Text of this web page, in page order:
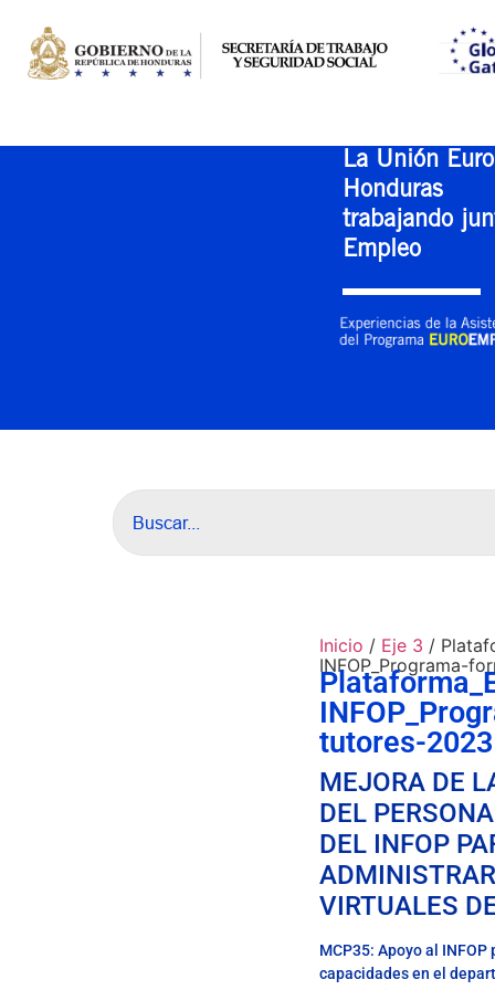
La Unión
Honduras
trabajando
Empleo
Inicio / Eje 3 /
INFOP_Programa-
tutores-2023
MEJORA DE
DEL
DEL INFOP
VIRTUALES
MCP35: Apoyo al
capacidades en el